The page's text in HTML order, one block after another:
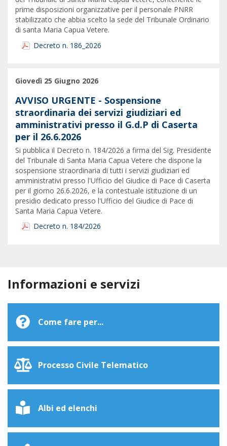
prime disposizioni organizzative per il personale PNRR
stabilizzato che abbia scelto la sede del Tribunale Ordinario
di santa Maria Capua Vetere.
Decreto n. 186_2026
Giovedì 25 Giugno 2026
AVVISO URGENTE - Sospensione
straordinaria dei servizi giudiziari ed
amministrativi presso il G.d.P di Caserta
per il 26.6.2026
Si pubblica il Decreto n. 184/2026 a firma del Sig. Presidente
del Tribunale di Santa Maria Capua Vetere che dispone la
sospensione straordinaria di tutti i servizi giudiziari ed
amministrativi presso l'Ufficio del Giudice di Pace di Caserta
per il giorno 26.6.2026, e la contestuale istituzione di un
presidio dedicato presso l'Ufficio del Giudice di Pace di
Santa Maria Capua Vetere.
Decreto n. 184/2026
Informazioni e servizi
Come fare per...
Processo Civile Telematico
Albi ed elenchi